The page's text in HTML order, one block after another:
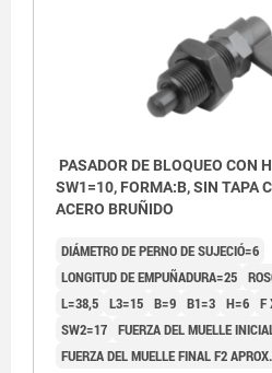
PASADOR DE BLOQUEO CON
SW1=10, FORMA:B, SIN TAPA
ACERO BRUÑIDO
DIÁMETRO DE PERNO DE SUJECIÓ=6
LONGITUD DE EMPUÑADURA=25
L=38,5 L3=15 B=9 B1=3 H=6 F
SW2=17 FUERZA DEL MUELLE
FUERZA DEL MUELLE FINAL F2